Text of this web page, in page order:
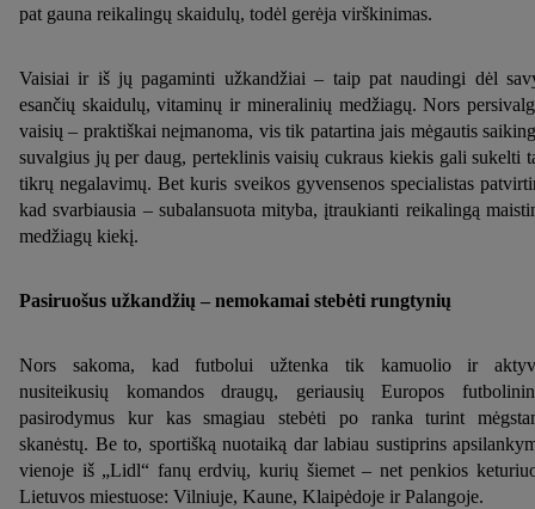
pat gauna reikalingų skaidulų, todėl gerėja virškinimas.
Vaisiai ir iš jų pagaminti užkandžiai – taip pat naudingi dėl
esančių skaidulų, vitaminų ir mineralinių medžiagų. Nors
vaisių – praktiškai neįmanoma, vis tik patartina jais mėgautis
suvalgius jų per daug, perteklinis vaisių cukraus kiekis gali sukelti
tikrų negalavimų. Bet kuris sveikos gyvensenos specialistas
kad svarbiausia – subalansuota mityba, įtraukianti reikalingą
medžiagų kiekį.
Pasiruošus užkandžių – nemokamai stebėti rungtynių
Nors sakoma, kad futbolui užtenka tik kamuolio ir
nusiteikusių komandos draugų, geriausių Europos
pasirodymus kur kas smagiau stebėti po ranka turint
skanėstų. Be to, sportišką nuotaiką dar labiau sustiprins
vienoje iš „Lidl“ fanų erdvių, kurių šiemet – net penkios
Lietuvos miestuose: Vilniuje, Kaune, Klaipėdoje ir Palangoje.